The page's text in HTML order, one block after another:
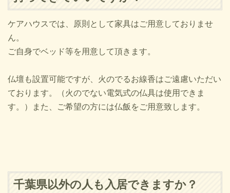
ケアハウスでは、原則として家具はご用意しておりませ
ん。
ご自身でベッド等を用意して頂きます。
仏壇も設置可能ですが、火のでるお線香はご遠慮いただい
ております。（火のでない電気式の仏具は使用できま
す。）また、ご希望の方には仏飯をご用意致します。
千葉県以外の人も入居できますか？